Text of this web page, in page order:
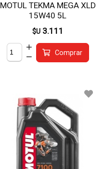
MOTUL TEKMA MEGA XLD
15W40 5L
$U 3.111
Comprar